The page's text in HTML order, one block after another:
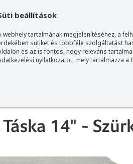
beállítások
webhely tartalmának megjelenítéséhez, a
sütiket és többféle szolgáltatást
és az is fontos, hogy releváns
nyilatkozatot, mely tartalmazza a
14" -